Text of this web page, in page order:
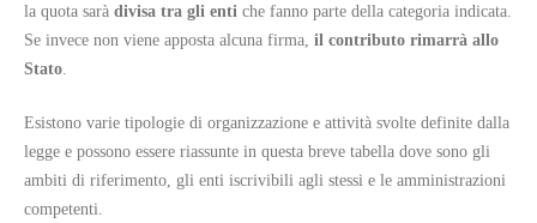
la quota sarà divisa tra gli enti che fanno parte della categoria indicata.
Se invece non viene apposta alcuna firma, il contributo rimarrà allo
Stato.
Esistono varie tipologie di organizzazione e attività svolte definite dalla
legge e possono essere riassunte in questa breve tabella dove sono gli
ambiti di riferimento, gli enti iscrivibili agli stessi e le amministrazioni
competenti.